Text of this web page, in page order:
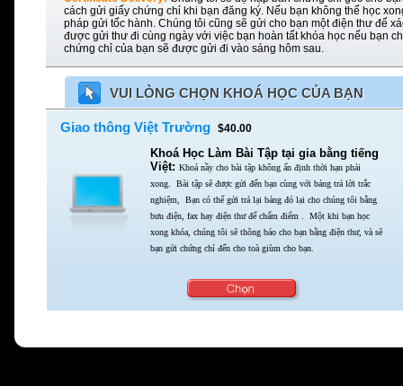
cách gửi giấy chứng chỉ khi bạn đăng ký. Nếu bạn không thể học
pháp gửi tốc hành. Chúng tôi cũng sẽ gửi cho bạn một điện thư để
được gửi thư đi cùng ngày với việc bạn hoàn tất khóa học nếu bạn
chứng chỉ của bạn sẽ được gửi đi vào sáng hôm sau.
VUI LÒNG CHỌN KHOÁ HỌC CỦA BẠN
Giao thông Việt Trường $40.00
Khoá Học Làm Bài Tập tại gia bằng tiếng
Việt: Khoá nầy cho bài tập không ấn định thời hạn phải
xong. Bài tập sẽ được gửi đến bạn cùng với bảng trả lời trắc
nghiệm, Bạn có thể gửi trả lại bảng đó lại cho chúng tôi bằng
bưu điện, fax hay điện thư để chấm điểm . Một khi bạn học
xong khóa, chúng tôi sẽ thông báo cho bạn bằng điện thư, và sẽ
bạn gửi chứng chỉ đến cho toà giùm cho bạn.